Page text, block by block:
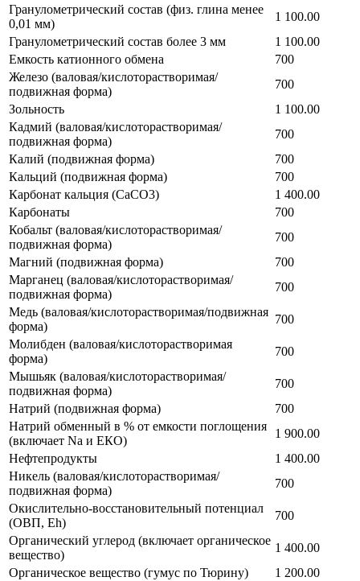
Гранулометрический состав (физ. глина менее
0,01 мм)
1 100.00
Гранулометрический состав более 3 мм
1 100.00
Емкость катионного обмена
700
Железо (валовая/кислоторастворимая/
подвижная форма)
700
Зольность
1 100.00
Кадмий (валовая/кислоторастворимая/
подвижная форма)
700
Калий (подвижная форма)
700
Кальций (подвижная форма)
700
Карбонат кальция (CaCO3)
1 400.00
Карбонаты
700
Кобальт (валовая/кислоторастворимая/
подвижная форма)
700
Магний (подвижная форма)
700
Марганец (валовая/кислоторастворимая/
подвижная форма)
700
Медь (валовая/кислоторастворимая/подвижная
форма)
700
Молибден (валовая/кислоторастворимая
форма)
700
Мышьяк (валовая/кислоторастворимая/
подвижная форма)
700
Натрий (подвижная форма)
700
Натрий обменный в % от емкости поглощения
(включает Na и ЕКО)
1 900.00
Нефтепродукты
1 400.00
Никель (валовая/кислоторастворимая/
подвижная форма)
700
Окислительно-восстановительный потенциал
(ОВП, Eh)
700
Органический углерод (включает органическое
вещество)
1 400.00
Органическое вещество (гумус по Тюрину)
1 200.00